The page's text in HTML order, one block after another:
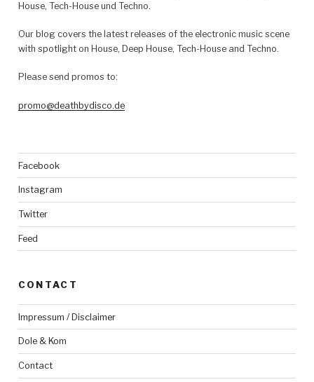
House, Tech-House und Techno.
Our blog covers the latest releases of the electronic music scene
with spotlight on House, Deep House, Tech-House and Techno.
Please send promos to:
promo@deathbydisco.de
Facebook
Instagram
Twitter
Feed
CONTACT
Impressum / Disclaimer
Dole & Kom
Contact